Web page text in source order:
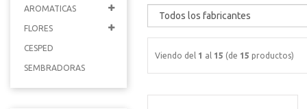
AROMATICAS
FLORES
CESPED
SEMBRADORAS
Viendo del 1 al 15 (de 15 productos)